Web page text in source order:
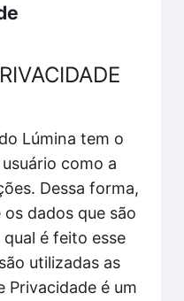
Lúmina tem o
como a
Dessa forma,
dados que são
é feito esse
utilizadas as
Privacidade é um